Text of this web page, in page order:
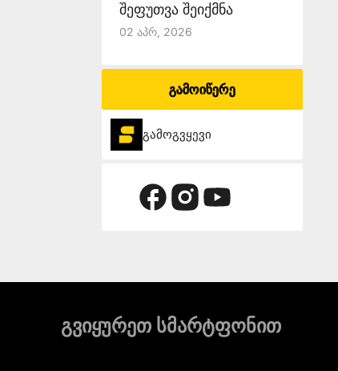
შეფუთვა შეიქმნა
02 Აპრ, 2026
გამოიწერე
გამოგვყევი
გვიყურეთ სმარტფონით